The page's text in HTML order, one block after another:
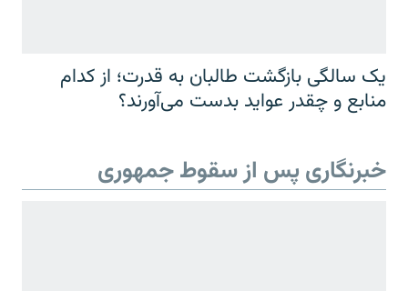
یک سالگی بازگشت طالبان به قدرت؛ از کدام
منابع و چقدر عواید بدست می‌آورند؟
خبرنگاری پس از سقوط جمهوری